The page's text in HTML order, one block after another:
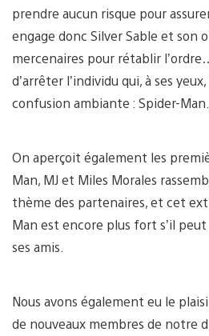
prendre aucun risque pour
engage donc Silver Sable et son
mercenaires pour rétablir
d’arrêter l’individu qui, à ses
confusion ambiante : Spider-Man.
On aperçoit également les
Man, MJ et Miles Morales
thème des partenaires, et cet
Man est encore plus fort s’il
ses amis.
Nous avons également eu le
de nouveaux membres de notre